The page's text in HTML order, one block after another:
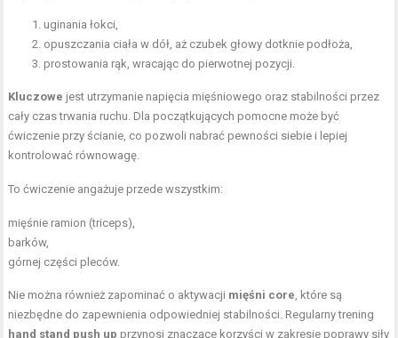
uginania łokci,
opuszczania ciała w dół, aż czubek głowy dotknie podłoża,
prostowania rąk, wracając do pierwotnej pozycji.
Kluczowe jest utrzymanie napięcia mięśniowego oraz stabilności przez
cały czas trwania ruchu. Dla początkujących pomocne może być
ćwiczenie przy ścianie, co pozwoli nabrać pewności siebie i lepiej
kontrolować równowagę.
To ćwiczenie angażuje przede wszystkim:
mięśnie ramion (triceps),
barków,
górnej części pleców.
Nie można również zapominać o aktywacji mięśni core, które są
niezbędne do zapewnienia odpowiedniej stabilności. Regularny trening
hand stand push up przynosi znaczące korzyści w zakresie poprawy siły